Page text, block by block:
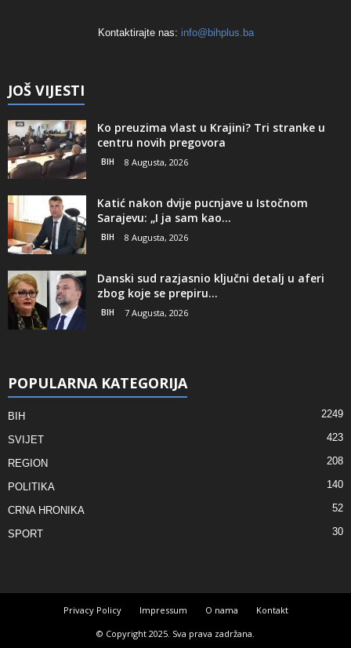
Kontaktirajte nas: info@bihplus.ba
JOŠ VIJESTI
Ko preuzima vlast u Krajini? Tri stranke u
centru novih pregovora
BIH 8 Augusta, 2026
Katić nakon dvije pucnjave u Istočnom
Sarajevu: „I ja sam kao...
BIH 8 Augusta, 2026
Danski sud razjasnio ključni detalj u aferi
zbog koje se prepiru...
BIH 7 Augusta, 2026
POPULARNA KATEGORIJA
BIH 2249
SVIJET 423
REGION 208
POLITIKA 140
CRNA HRONIKA 52
SPORT 30
Privacy Policy Impressum O nama
Kontakt
© Copyright 2025. Sva prava zadržana.